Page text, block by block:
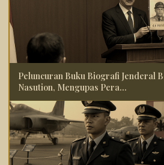
Peluncuran Buku Biografi Jenderal
Nasution, Mengupas Pera...